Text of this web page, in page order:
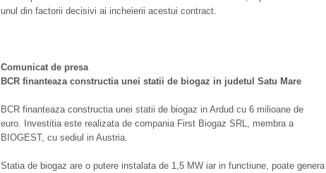
unul din factorii decisivi ai incheierii acestui contract.
Comunicat de presa
BCR finanteaza constructia unei statii de biogaz in judetul Satu Mare
BCR finanteaza constructia unei statii de biogaz in Ardud cu 6 milioane de
euro. Investitia este realizata de compania First Biogaz SRL, membra a
BIOGEST, cu sediul in Austria.
Statia de biogaz are o putere instalata de 1,5 MW iar in functiune, poate genera